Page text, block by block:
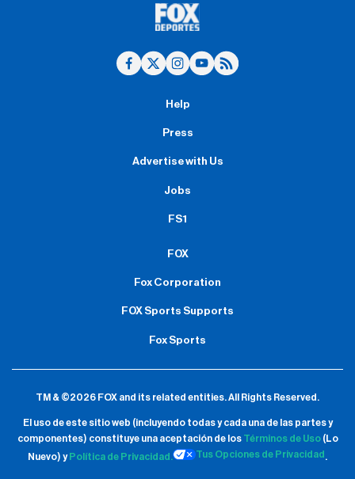
Help
Press
Advertise with Us
Jobs
FS1
FOX
Fox Corporation
FOX Sports Supports
Fox Sports
TM & ©2026 FOX and its related entities.All Rights Reserved.
El uso de este sitio web (incluyendo todas y cada una de las partes y
componentes) constituye una aceptación de los Términos de Uso(Lo
Nuevo) y Política de Privacidad. Tus Opciones de Privacidad .